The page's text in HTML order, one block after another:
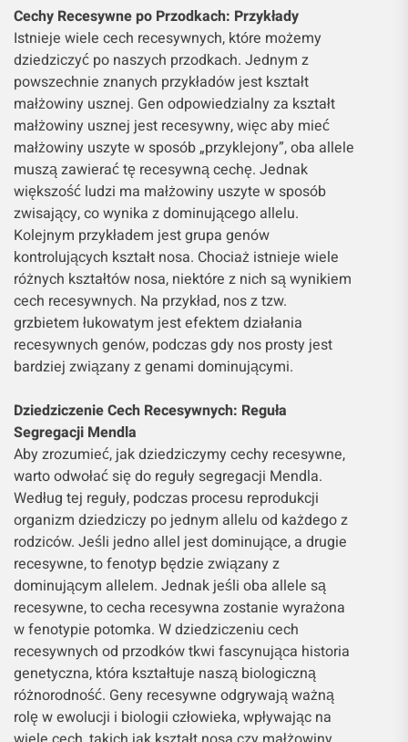
Cechy Recesywne po Przodkach: Przykłady
Istnieje wiele cech recesywnych, które możemy
dziedziczyć po naszych przodkach. Jednym z
powszechnie znanych przykładów jest kształt
małżowiny usznej. Gen odpowiedzialny za kształt
małżowiny usznej jest recesywny, więc aby mieć
małżowiny uszyte w sposób „przyklejony”, oba allele
muszą zawierać tę recesywną cechę. Jednak
większość ludzi ma małżowiny uszyte w sposób
zwisający, co wynika z dominującego allelu.
Kolejnym przykładem jest grupa genów
kontrolujących kształt nosa. Chociaż istnieje wiele
różnych kształtów nosa, niektóre z nich są wynikiem
cech recesywnych. Na przykład, nos z tzw.
grzbietem łukowatym jest efektem działania
recesywnych genów, podczas gdy nos prosty jest
bardziej związany z genami dominującymi.
Dziedziczenie Cech Recesywnych: Reguła
Segregacji Mendla
Aby zrozumieć, jak dziedziczymy cechy recesywne,
warto odwołać się do reguły segregacji Mendla.
Według tej reguły, podczas procesu reprodukcji
organizm dziedziczy po jednym allelu od każdego z
rodziców. Jeśli jedno allel jest dominujące, a drugie
recesywne, to fenotyp będzie związany z
dominującym allelem. Jednak jeśli oba allele są
recesywne, to cecha recesywna zostanie wyrażona
w fenotypie potomka. W dziedziczeniu cech
recesywnych od przodków tkwi fascynująca historia
genetyczna, która kształtuje naszą biologiczną
różnorodność. Geny recesywne odgrywają ważną
rolę w ewolucji i biologii człowieka, wpływając na